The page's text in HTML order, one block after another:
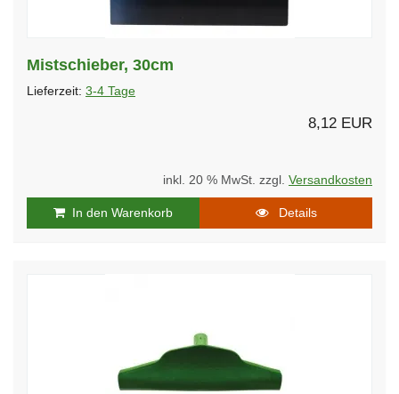
Mistschieber, 30cm
Lieferzeit: 3-4 Tage
8,12 EUR
inkl. 20 % MwSt. zzgl. Versandkosten
In den Warenkorb Details